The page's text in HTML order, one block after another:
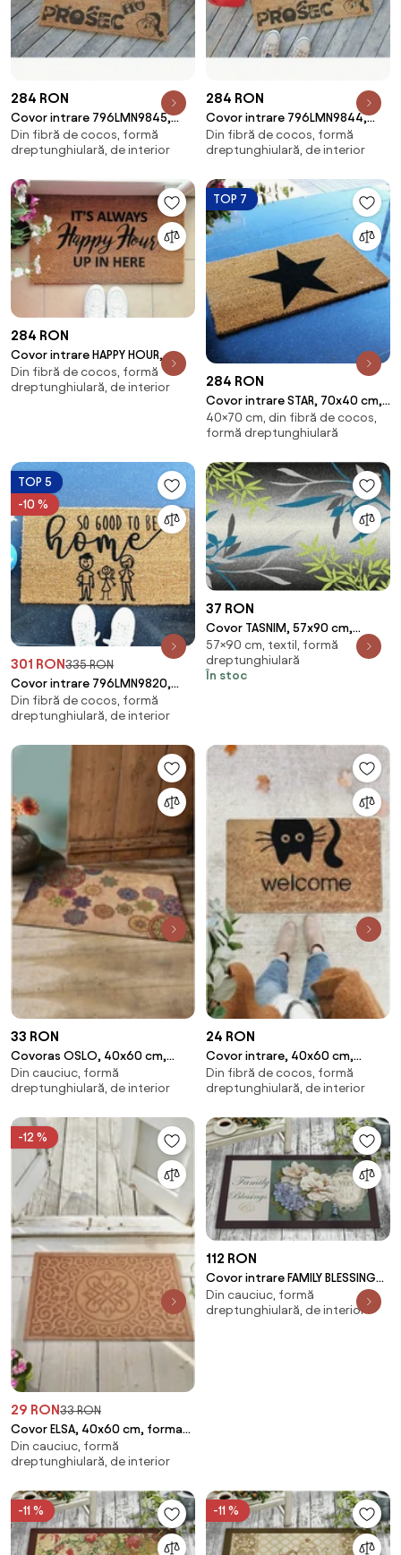
284 RON
Covor intrare 796LMN9845,
40x70 cm, forma
dreptunghiulara, fibre de co
Din fibră de cocos, formă
dreptunghiulară, de interior
284 RON
Covor intrare 796LMN9844,
40x70 cm, forma
dreptunghiulara, fibre de co
Din fibră de cocos, formă
dreptunghiulară, de interior
284 RON
Covor intrare HAPPY HOUR,
40x70 cm, forma
dreptunghiulara, fibra de co
Din fibră de cocos, formă
dreptunghiulară, de interior
TOP 7
284 RON
Covor intrare STAR, 70x40 cm,
forma dreptunghiulara, fibre
de cocos, m
40×70 cm, din fibră de cocos,
formă dreptunghiulară
TOP 5
-10 %
301 RON335 RON
Covor intrare 796LMN9820,
40x70 cm, forma
dreptunghiulara, fibra de co
Din fibră de cocos, formă
dreptunghiulară, de interior
37 RON
Covor TASNIM, 57x90 cm,
forma dreptunghiulara,
poliester, multicolor
57×90 cm, textil, formă
dreptunghiulară
În stoc
33 RON
Covoras OSLO, 40x60 cm,
forma dreptunghiulara, PVC,
maro
Din cauciuc, formă
dreptunghiulară, de interior
24 RON
Covor intrare, 40x60 cm,
forma dreptunghiulara, PVC,
maro
Din fibră de cocos, formă
dreptunghiulară, de interior
-12 %
29 RON33 RON
Covor ELSA, 40x60 cm, forma
dreptunghiulara, PVC, maro
Din cauciuc, formă
dreptunghiulară, de interior
112 RON
Covor intrare FAMILY BLESSINGS,
45x70 cm, forma
dreptunghiulara, pasl
Din cauciuc, formă
dreptunghiulară, de interior
-11 % -11 %